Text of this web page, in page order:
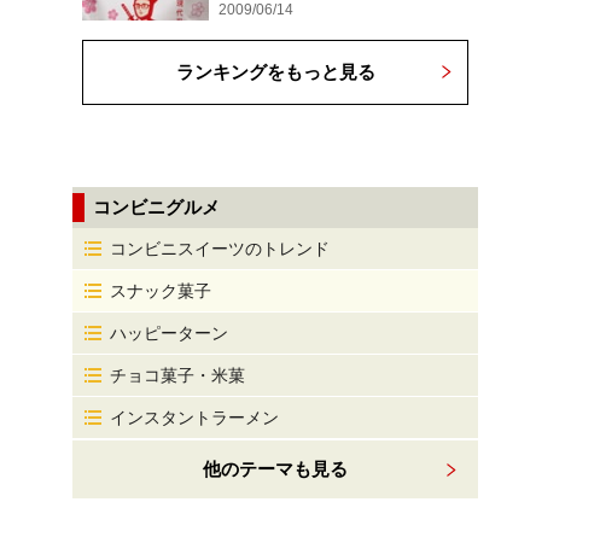
2009/06/14
ランキングをもっと見る
コンビニグルメ
コンビニスイーツのトレンド
スナック菓子
ハッピーターン
チョコ菓子・米菓
インスタントラーメン
他のテーマも見る